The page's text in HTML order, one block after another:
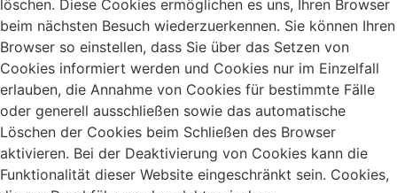
löschen. Diese Cookies ermöglichen es uns, Ihren Browser
beim nächsten Besuch wiederzuerkennen. Sie können Ihren
Browser so einstellen, dass Sie über das Setzen von
Cookies informiert werden und Cookies nur im Einzelfall
erlauben, die Annahme von Cookies für bestimmte Fälle
oder generell ausschließen sowie das automatische
Löschen der Cookies beim Schließen des Browser
aktivieren. Bei der Deaktivierung von Cookies kann die
Funktionalität dieser Website eingeschränkt sein. Cookies,